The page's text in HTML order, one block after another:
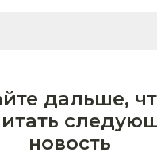
дальше,
новость